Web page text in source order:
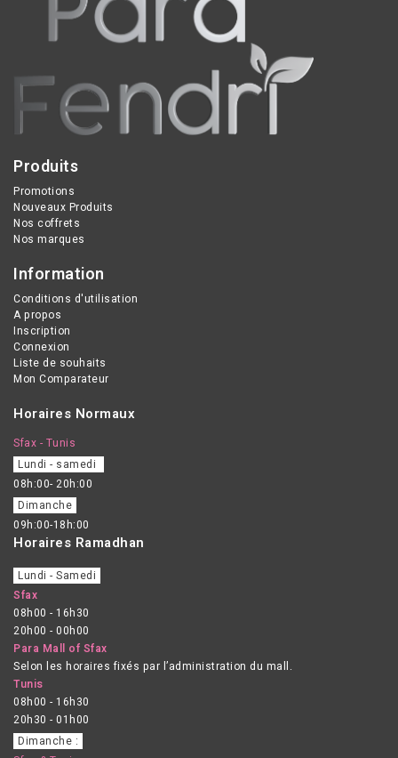
Produits
Promotions
Nouveaux Produits
Nos coffrets
Nos marques
Information
Conditions d'utilisation
A propos
Inscription
Connexion
Liste de souhaits
Mon Comparateur
Horaires Normaux
Sfax - Tunis
Lundi - samedi
08h:00- 20h:00
Dimanche
09h:00-18h:00
Horaires Ramadhan
Lundi - Samedi
Sfax
08h00 - 16h30
20h00 - 00h00
Para Mall of Sfax
Selon les horaires fixés par l’administration du mall.
Tunis
08h00 - 16h30
20h30 - 01h00
Dimanche :